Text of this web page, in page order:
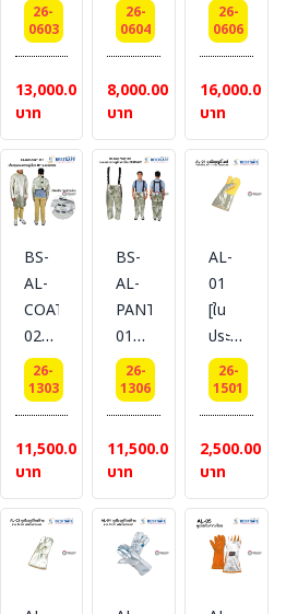
26-
0603
13,000.00
บาท
เท้า
อลูมิ
ไนย์
ยี่ห้อ
LAKELAND
26-
0604
8,000.00
บาท
26-
0606
16,000.00
บาท
BS-
AL-
COAT
02
เสื้อ
คลุม
แขน
ยาวอ
ลูมิ
ไนซ์
40
นิ้ว
26-
1303
11,500.00
บาท
BS-
AL-
PANT
01
กางเกง
ขายา
วอลูมิ
ไนซ์
ยี่ห้อ
BESTSAFE
26-
1306
11,500.00
บาท
AL-
01
[ใน
ประเทศ]
# ถุง
มืออลู
มิ
ไนซ์
แยก
นิ้ว
โป้ง14
#
BESTSAFE
26-
1501
2,500.00
บาท